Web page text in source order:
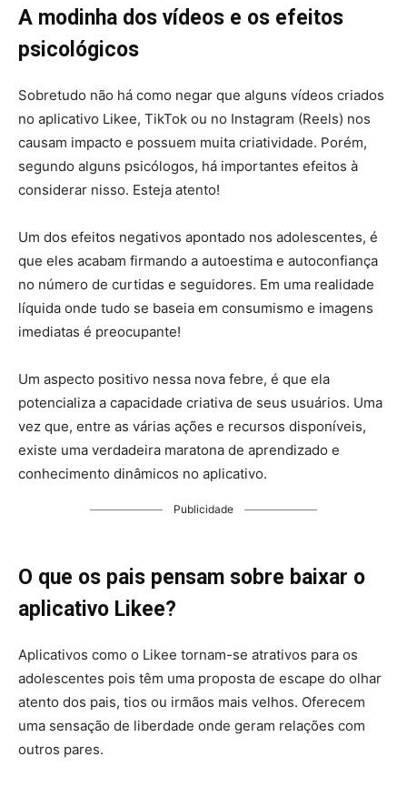
A modinha dos vídeos e os efeitos
psicológicos
Sobretudo não há como negar que alguns vídeos criados
no aplicativo Likee, TikTok ou no Instagram (Reels) nos
causam impacto e possuem muita criatividade. Porém,
segundo alguns psicólogos, há importantes efeitos à
considerar nisso. Esteja atento!
Um dos efeitos negativos apontado nos adolescentes, é
que eles acabam firmando a autoestima e autoconfiança
no número de curtidas e seguidores. Em uma realidade
líquida onde tudo se baseia em consumismo e imagens
imediatas é preocupante!
Um aspecto positivo nessa nova febre, é que ela
potencializa a capacidade criativa de seus usuários. Uma
vez que, entre as várias ações e recursos disponíveis,
existe uma verdadeira maratona de aprendizado e
conhecimento dinâmicos no aplicativo.
Publicidade
O que os pais pensam sobre baixar o
aplicativo Likee?
Aplicativos como o Likee tornam-se atrativos para os
adolescentes pois têm uma proposta de escape do olhar
atento dos pais, tios ou irmãos mais velhos. Oferecem
uma sensação de liberdade onde geram relações com
outros pares.